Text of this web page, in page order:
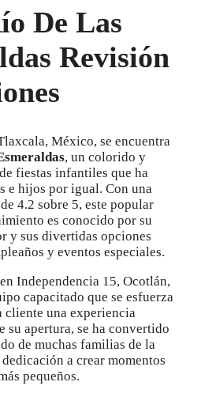
De Las
Revisión
México, se encuentra
, un colorido y
fiestas infantiles que ha
e hijos por igual. Con una
4.2 sobre 5, este popular
es conocido por su
y sus divertidas opciones
y eventos especiales.
Independencia 15, Ocotlán,
capacitado que se esfuerza
cliente una experiencia
su apertura, se ha convertido
de muchas familias de la
a crear momentos
pequeños.